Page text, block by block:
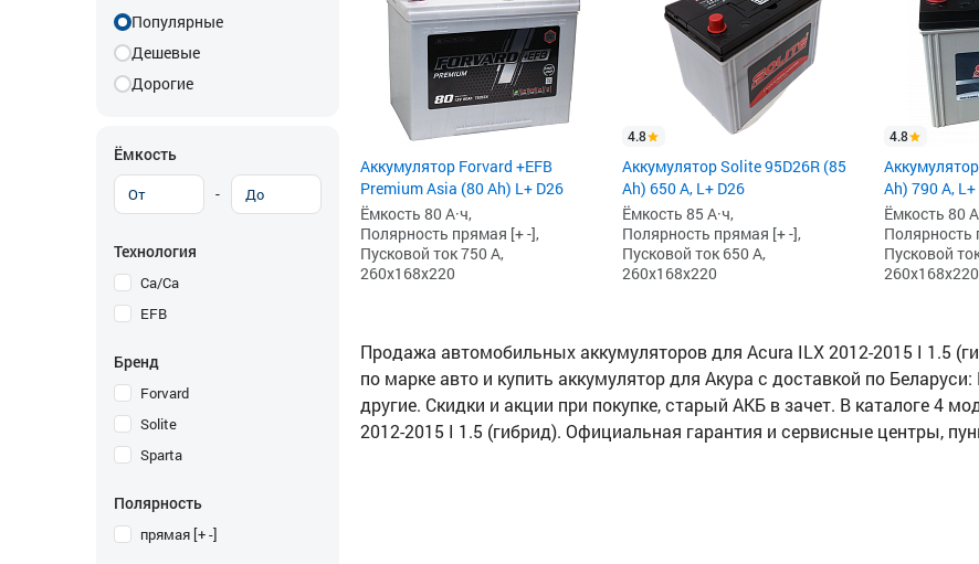
Популярные
Дешевые
Дорогие
Ёмкость
-
Технология
Ca/Ca
EFB
Бренд
Forvard
Solite
Sparta
Полярность
прямая [+ -]
Аккумулятор Forvard +EFB
Premium Asia (80 Ah) L+ D26
Ёмкость 80 А·ч,
Полярность прямая [+ -],
Пусковой ток 750 А,
260x168x220
4.8
Аккумулятор Solite 95D26R (85
Ah) 650 А, L+ D26
Ёмкость 85 А·ч,
Полярность прямая [+ -],
Пусковой ток 650 А,
260x168x220
4.8
Ah) 790 А, L+
Ёмкость 80
Полярность
Пусковой
260x168x220
Продажа автомобильных аккумуляторов для Acura ILX 2012-2015 I 1.5
по марке авто и купить аккумулятор для Акура с доставкой по
другие. Скидки и акции при покупке, старый АКБ в зачет. В каталоге 4
2012-2015 I 1.5 (гибрид). Официальная гарантия и сервисные центры,